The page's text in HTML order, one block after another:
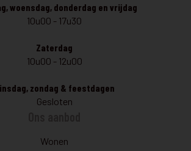
woensdag, donderdag en vrijdag
10u00 - 17u30
Zaterdag
10u00 - 12u00
zondag & feestdagen
Gesloten
Wonen